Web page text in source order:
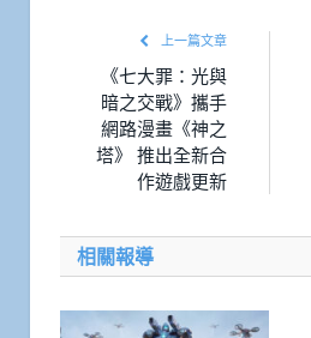
上一篇文章
《七大罪：光與
暗之交戰》攜手
網路漫畫《神之
塔》 推出全新合
作遊戲更新
相關報導